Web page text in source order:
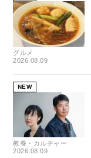
グルメ
2026.08.09
NEW
教養・カルチャー
2026.08.09